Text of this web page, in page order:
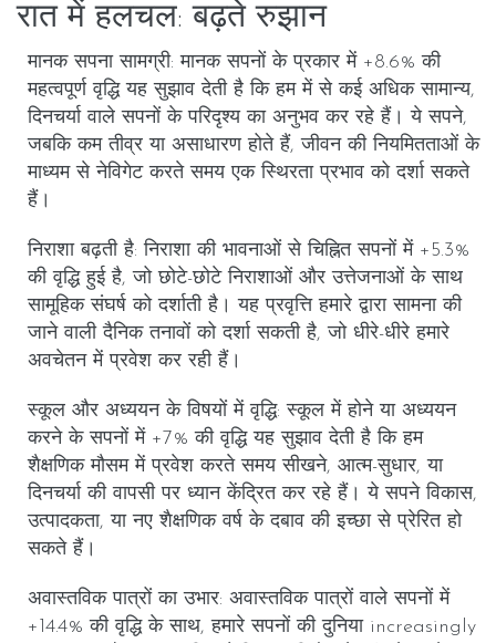
रात में हलचल: बढ़ते रुझान
मानक सपना सामग्री: मानक सपनों के प्रकार में +8.6% की
महत्वपूर्ण वृद्धि यह सुझाव देती है कि हम में से कई अधिक सामान्य,
दिनचर्या वाले सपनों के परिदृश्य का अनुभव कर रहे हैं। ये सपने,
जबकि कम तीव्र या असाधारण होते हैं, जीवन की नियमितताओं के
माध्यम से नेविगेट करते समय एक स्थिरता प्रभाव को दर्शा सकते
हैं।
निराशा बढ़ती है: निराशा की भावनाओं से चिह्नित सपनों में +5.3%
की वृद्धि हुई है, जो छोटे-छोटे निराशाओं और उत्तेजनाओं के साथ
सामूहिक संघर्ष को दर्शाती है। यह प्रवृत्ति हमारे द्वारा सामना की
जाने वाली दैनिक तनावों को दर्शा सकती है, जो धीरे-धीरे हमारे
अवचेतन में प्रवेश कर रही हैं।
स्कूल और अध्ययन के विषयों में वृद्धि: स्कूल में होने या अध्ययन
करने के सपनों में +7% की वृद्धि यह सुझाव देती है कि हम
शैक्षणिक मौसम में प्रवेश करते समय सीखने, आत्म-सुधार, या
दिनचर्या की वापसी पर ध्यान केंद्रित कर रहे हैं। ये सपने विकास,
उत्पादकता, या नए शैक्षणिक वर्ष के दबाव की इच्छा से प्रेरित हो
सकते हैं।
अवास्तविक पात्रों का उभार: अवास्तविक पात्रों वाले सपनों में
+14.4% की वृद्धि के साथ, हमारे सपनों की दुनिया increasingly